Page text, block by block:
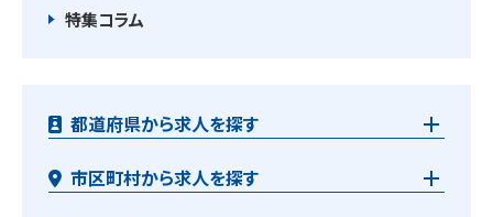
特集コラム
都道府県から求人を探す
市区町村から求人を探す